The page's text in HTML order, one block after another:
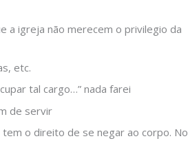
a igreja não merecem o privilegio da
etc.
tal cargo…” nada farei
de servir
tem o direito de se negar ao corpo. No